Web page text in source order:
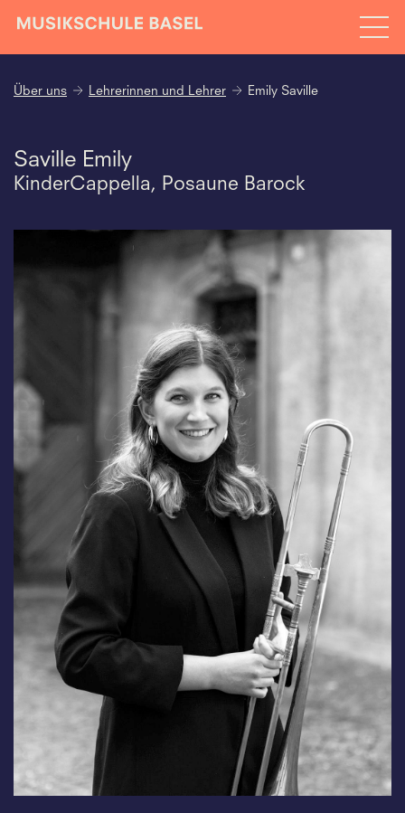
Über uns Lehrerinnen und Lehrer Emily Saville
Saville Emily
KinderCappella, Posaune Barock